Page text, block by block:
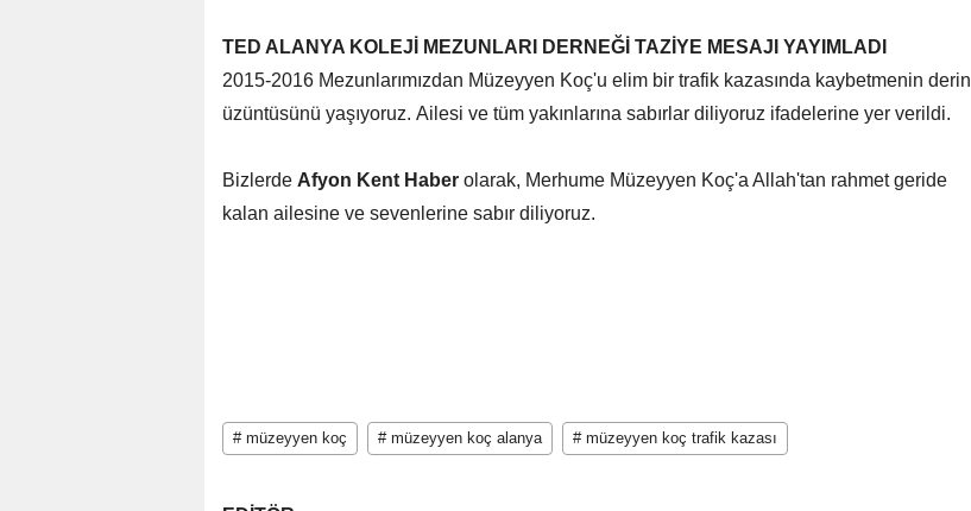
TED ALANYA KOLEJİ MEZUNLARI DERNEĞİ TAZİYE MESAJI YAYIMLADI
2015-2016 Mezunlarımızdan Müzeyyen Koç'u elim bir trafik kazasında kaybetmenin derin
üzüntüsünü yaşıyoruz. Ailesi ve tüm yakınlarına sabırlar diliyoruz ifadelerine yer verildi.
Bizlerde Afyon Kent Haber olarak, Merhume Müzeyyen Koç'a Allah'tan rahmet geride
kalan ailesine ve sevenlerine sabır diliyoruz.
# müzeyyen koç # müzeyyen koç alanya # müzeyyen koç trafik kazası